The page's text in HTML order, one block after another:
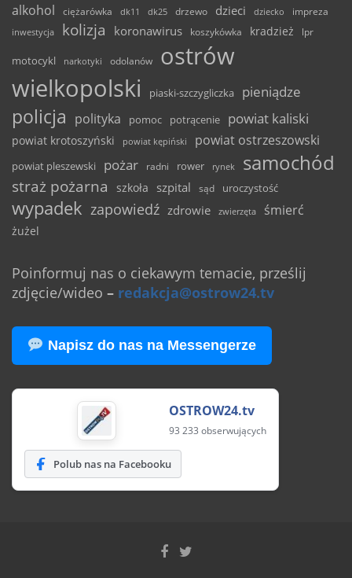
alkohol ciężarówka dk11 dk25 drzewo dzieci dziecko
impreza
inwestycja
kolizja koronawirus koszykówka kradzież lpr
motocykl narkotyki odolanów
ostrów
wielkopolski
piaski-szczygliczka pieniądze
policja polityka pomoc potrącenie powiat kaliski
powiat krotoszyński powiat kępiński powiat ostrzeszowski
powiat pleszewski pożar radni rower rynek samochód
straż pożarna szkoła szpital sąd uroczystość
wypadek zapowiedź zdrowie zwierzęta śmierć
żużel
Poinformuj nas o ciekawym temacie, prześlij
zdjęcie/wideo – redakcja@ostrow24.tv
Napisz do nas na Messengerze
OSTROW24.tv
93 233 obserwujących
Polub nas na Facebooku